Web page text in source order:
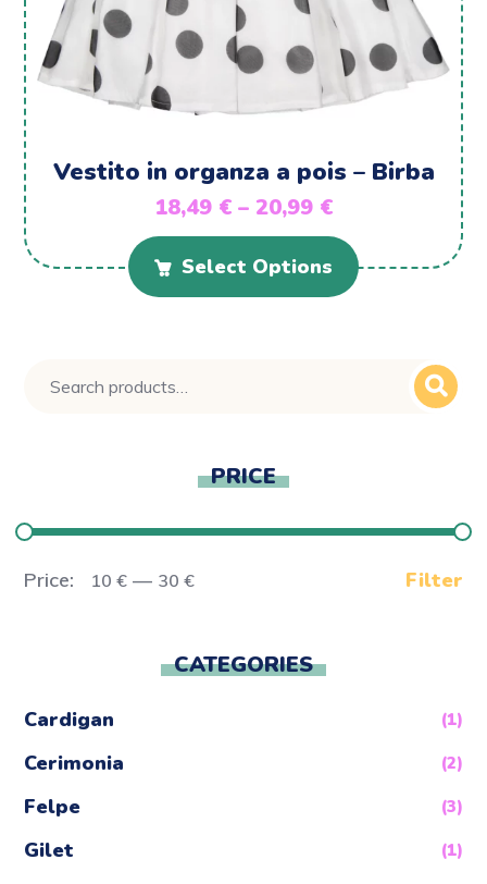
Vestito in organza a pois – Birba
18,49 € – 20,99 €
Select Options
PRICE
Filter
Price: 10 € — 30 €
CATEGORIES
Cardigan (1)
Cerimonia (2)
Felpe (3)
Gilet (1)